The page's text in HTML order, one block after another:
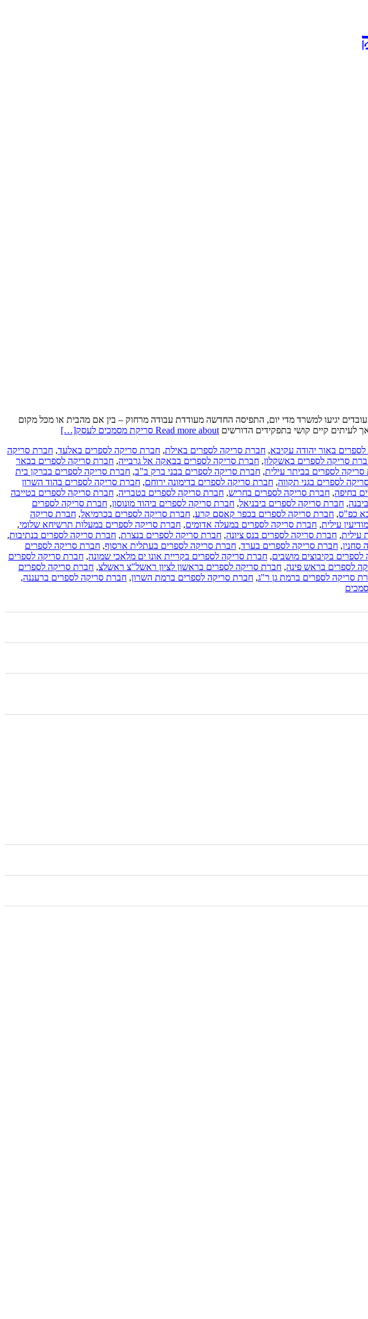
יגיעו למשרד מדי יום, התפיסה החדשה מעודדת עבודה מרחוק – בין אם מהבית או מכל מקום
לעיתים קיים קושי בתפקידים הדורשים Read more about סריקת מסמכים לעסק
[…]
באור יהודה עקיבא, חברת סריקה לספרים באילת, חברת סריקה לספרים באלעד, חברת סריקה
סריקה לספרים באשקלון, חברת סריקה לספרים בבאקה אל גרבייה, חברת סריקה לספרים בבאר
לספרים בביתר עילית, חברת סריקה לספרים בבני ברק ב"ב, חברת סריקה לספרים בברקן בית
לספרים בגני תקווה, חברת סריקה לספרים בדימונה ירוחם, חברת סריקה לספרים בהוד השרון
בחיפה, חברת סריקה לספרים בחריש, חברת סריקה לספרים בטבריה, חברת סריקה לספרים בטייבה
, חברת סריקה לספרים ביבניאל, חברת סריקה לספרים ביהוד מונוסון, חברת סריקה לספרים
כפ"ס, חברת סריקה לספרים בכפר קאסם קרע, חברת סריקה לספרים בכרמיאל, חברת סריקה
עילית, חברת סריקה לספרים במעלה אדומים, חברת סריקה לספרים במעלות תרשיחא שלומי,
עילית, חברת סריקה לספרים בנס ציונה, חברת סריקה לספרים בנצרת, חברת סריקה לספרים בנתיבות,
סחנין, חברת סריקה לספרים בערד, חברת סריקה לספרים בעתלית ארסוף, חברת סריקה לספרים
בקיבוצים מושבים, חברת סריקה לספרים בקריית אונו ים מלאכי שמונה, חברת סריקה לספרים
לספרים בראש פינה, חברת סריקה לספרים בראשון לציון ראשל"צ ראשלצ, חברת סריקה לספרים
סריקה לספרים ברמת גן ר"ג, חברת סריקה לספרים ברמת השרון, חברת סריקה לספרים ברעננה,